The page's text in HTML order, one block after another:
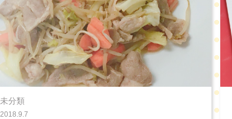
未分類
2018.9.7